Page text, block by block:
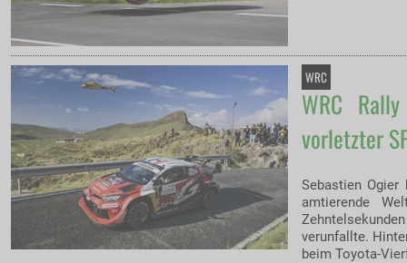
WRC
WRC
vorletzter
Sebastien
amtierende
verunfallte.
beim Toyota-